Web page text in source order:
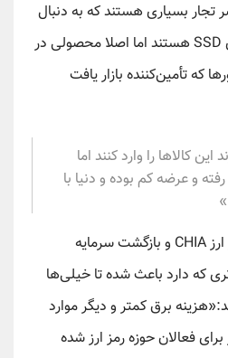
بسیاری هستند که به دنبال
وارد کردن هارد دیسک‌های SSD هستند اما اصلا محصولی در
که تأمین‌کننده بازار یافت
کالاها را وارد کنند اما
رفته و عرضه کم بوده و دنیا با
فرجی می‌گوید سیستم رمز ارز CHIA و بازگشت سرمایه
که دارد باعث شده تا خیلی‌ها
برق کمتر و دیگر موارد
فعالان حوزه رمز ارز شده